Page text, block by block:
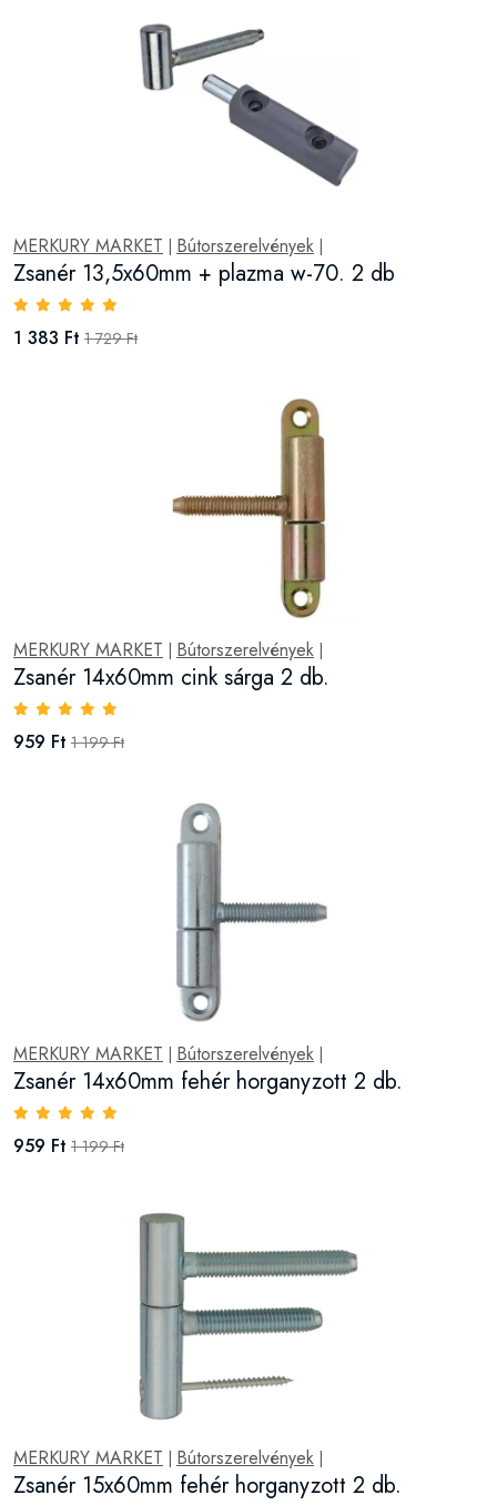
MERKURY MARKET Bútorszerelvények
Zsanér 13,5x60mm + plazma w-70. 2 db
1 383 Ft 1 729 Ft
MERKURY MARKET Bútorszerelvények
Zsanér 14x60mm cink sárga 2 db.
959 Ft 1 199 Ft
MERKURY MARKET Bútorszerelvények
Zsanér 14x60mm fehér horganyzott 2 db.
959 Ft 1 199 Ft
MERKURY MARKET Bútorszerelvények
Zsanér 15x60mm fehér horganyzott 2 db.